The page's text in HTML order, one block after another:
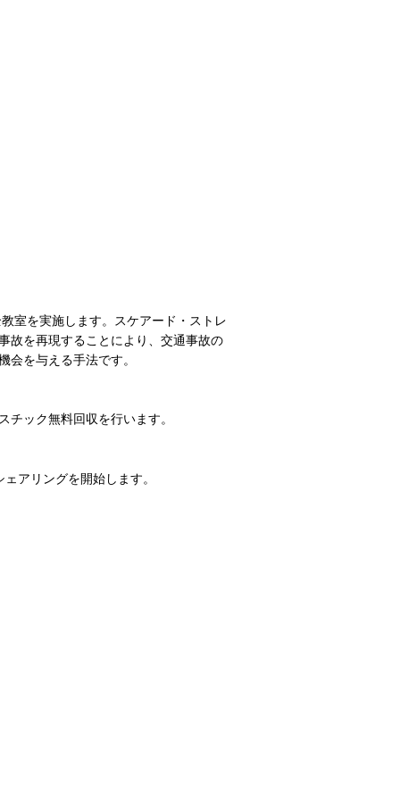
室を実施します。スケアード・ストレ
故を再現することにより、交通事故の
会を与える手法です。
ック無料回収を行います。
アリングを開始します。